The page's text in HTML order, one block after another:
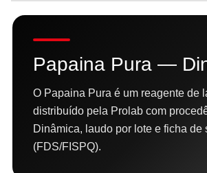
Papaina Pura —
O Papaina Pura é um reagente de
distribuído pela Prolab com
Dinâmica, laudo por lote e ficha de
(FDS/FISPQ).